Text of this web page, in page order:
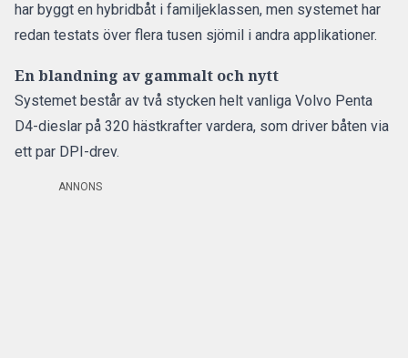
har byggt en hybridbåt i familjeklassen, men systemet har
redan testats över flera tusen sjömil i andra applikationer.
En blandning av gammalt och nytt
Systemet består av två stycken helt vanliga Volvo Penta
D4-dieslar på 320 hästkrafter vardera, som driver båten via
ett par DPI-drev.
ANNONS